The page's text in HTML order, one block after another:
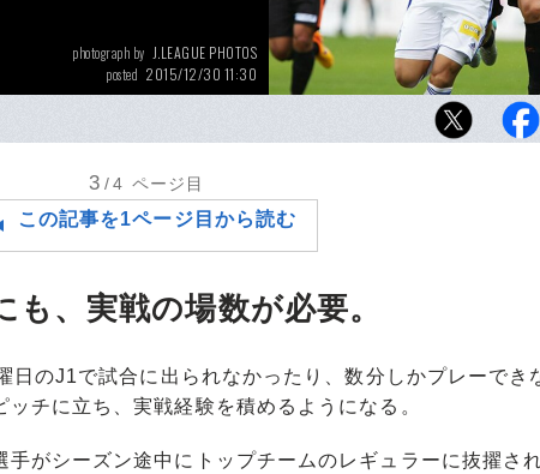
photograph by J.LEAGUE PHOTOS
posted 2015/12/30 11:30
U-22選抜はJ3で13クラブ中12位に沈
3 /4 ページ目
この記事を1ページ目から読む
、実戦の場数が必要。
のJ1で試合に出られなかったり、数分しかプレーでき
チに立ち、実戦経験を積めるようになる。
がシーズン途中にトップチームのレギュラーに抜擢され